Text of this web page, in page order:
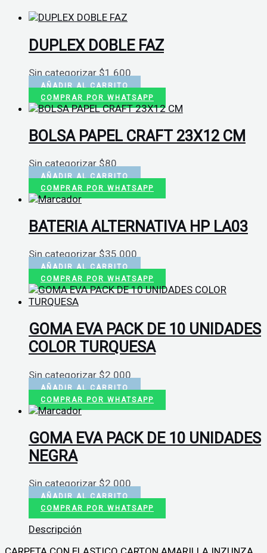
DUPLEX DOBLE FAZ
Sin categorizar $1.600
AÑADIR AL CARRITO
COMPRAR POR WHATSAPP
BOLSA PAPEL CRAFT 23X12 CM
Sin categorizar $80
AÑADIR AL CARRITO
COMPRAR POR WHATSAPP
BATERIA ALTERNATIVA HP LA03
Sin categorizar$35.000
AÑADIR AL CARRITO
COMPRAR POR WHATSAPP
GOMA EVA PACK DE 10 UNIDADES
COLOR TURQUESA
Sin categorizar $2.000
AÑADIR AL CARRITO
COMPRAR POR WHATSAPP
GOMA EVA PACK DE 10 UNIDADES
NEGRA
Sin categorizar $2.000
AÑADIR AL CARRITO
COMPRAR POR WHATSAPP
Descripción